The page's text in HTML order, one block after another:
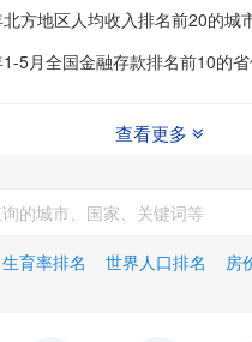
方地区人均收入排名前20的城
5月全国金融存款排名前10的
查看更多
生育率排名 世界人口排名 房